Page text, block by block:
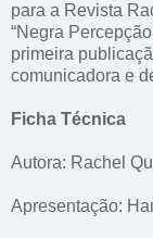
para a Revista
“Negra
primeira
comunicadora e
Ficha Técnica
Autora: Rachel
Apresentação: